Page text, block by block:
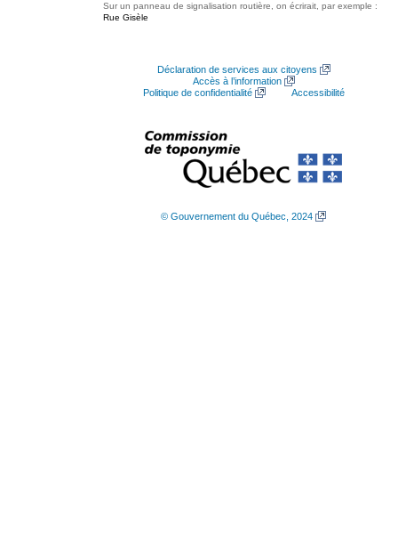
Sur un panneau de signalisation routière, on écrirait, par exemple :
Rue Gisèle
Déclaration de services aux citoyens
Accès à l’information
Politique de confidentialité
Accessibilité
© Gouvernement du Québec, 2024